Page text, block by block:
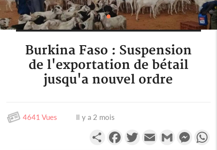
Burkina Faso : Suspension
de l'exportation de bétail
jusqu'a nouvel ordre
4641 Vues Il y a 2 mois
PartagerFacebookTwitterEmail Gmail